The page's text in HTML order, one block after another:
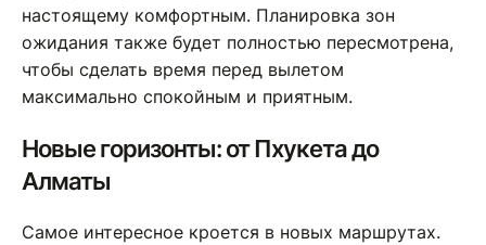
настоящему комфортным. Планировка зон
ожидания также будет полностью пересмотрена,
чтобы сделать время перед вылетом
максимально спокойным и приятным.
Новые горизонты: от Пхукета до
Алматы
Самое интересное кроется в новых маршрутах.